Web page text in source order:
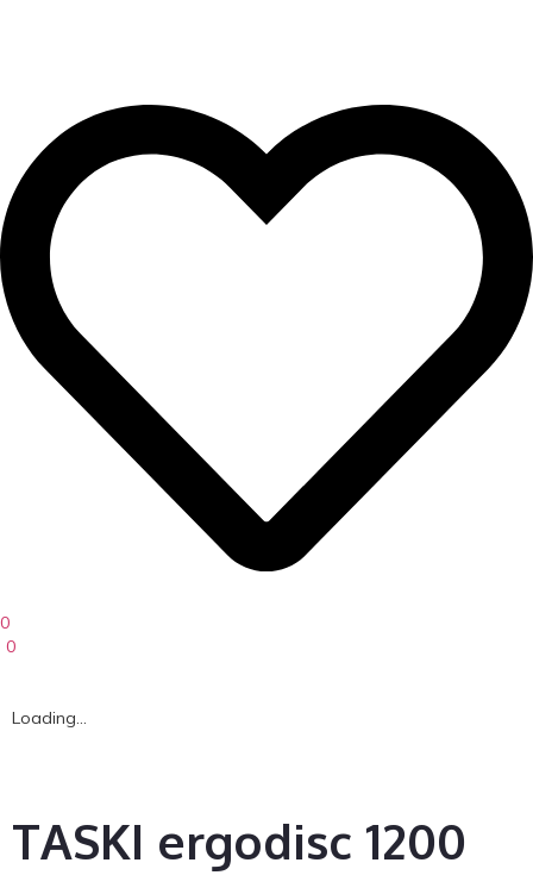
0
0
Loading...
TASKI ergodisc 1200